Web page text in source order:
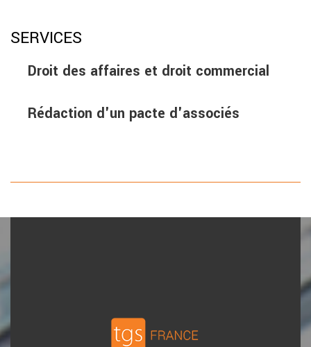
SERVICES
Droit des affaires et droit commercial
Rédaction d'un pacte d'associés